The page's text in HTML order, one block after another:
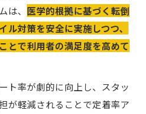
は、 医学的根拠に基づく転倒
対策を安全に実施しつつ、
とで利用者の満足度を高めて
ト率が劇的に向上し、スタッ
が軽減されることで定着率ア